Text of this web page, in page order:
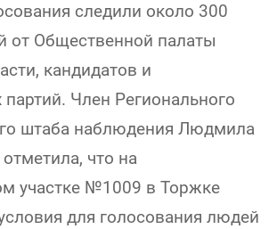
следили около 300
от Общественной палаты
кандидатов и
партий. Член Регионального
штаба наблюдения Людмила
что на
участке №1009 в Торжке
для голосования людей